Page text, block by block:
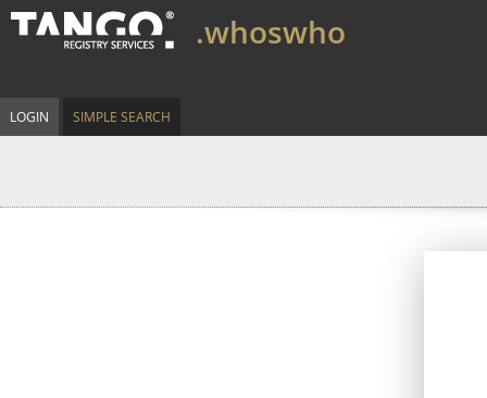
.whoswho
LOGIN SIMPLE SEARCH